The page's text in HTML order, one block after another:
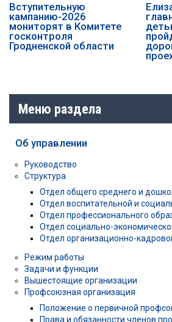
️️Вступительную
кампанию-2026
мониторят в Комитете
госконтроля
Гродненской области
Меню раздела
Об управлении
Руководство
Структура
Отдел общего среднего и
Отдел воспитательной и
Отдел профессионального
Отдел социально-
Отдел организационно-
Режим работы
Задачи и функции
Вышестоящие организации
Профсоюзная организация
Положение о первичной
Права и обязанности членов